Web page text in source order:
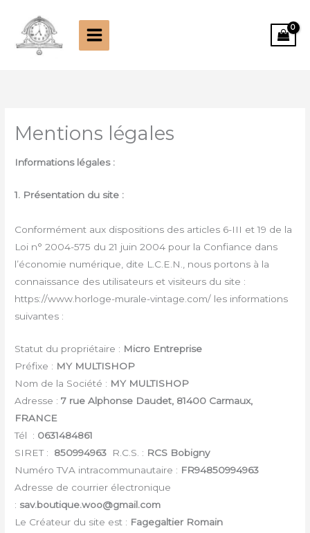
contenu
Mentions légales
Informations légales :
1. Présentation du site :
Conformément aux dispositions des articles 6-III et 19 de la
Loi n° 2004-575 du 21 juin 2004 pour la Confiance dans
l’économie numérique, dite L.C.E.N., nous portons à la
connaissance des utilisateurs et visiteurs du site :
https://www.horloge-murale-vintage.com/ les informations
suivantes :
Statut du propriétaire : Micro Entreprise
Préfixe : MY MULTISHOP
Nom de la Société : MY MULTISHOP
Adresse :7 rue Alphonse Daudet, 81400 Carmaux,
FRANCE
Tél : 0631484861
SIRET : 850994963 R.C.S. : RCS Bobigny
Numéro TVA intracommunautaire : FR94850994963
Adresse de courrier électronique
: sav.boutique.woo@gmail.com
Le Créateur du site est : Fagegaltier Romain